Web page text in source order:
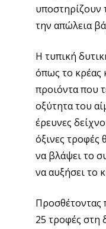
υποστηρίζουν
την απώλεια
Η τυπική
όπως το κρέας
προιόντα που
οξύτητα του
έρευνες
όξινες
να βλάψει το
να αυξήσει το
Προσθέτοντας
25 τροφές στη